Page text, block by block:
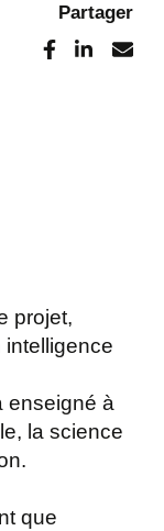
projet,
enseigné à
la science
que
Partager